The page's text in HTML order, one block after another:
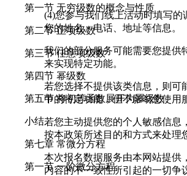
第一节 无穷级数的概念与性质
第二节 正项级数
第三节 任意项级数
第四节 幂级数
第五节 将初等函数展开为幂级数
小结
第七章 常微分方程
第一节 一阶微分方程
(4)您参与我们线上活动时填写的
您的姓名、电话、地址等信息。
我们的部分服务可能需要您提供
来实现特定功能。
若您选择不提供该类信息，则可
中的特定功能，但不影响您使用
若您主动提供您的个人敏感信息
按本政策所述目的和方式来处理
本次报名数据服务由本网站提供
内容的不一致性所引起的一切争